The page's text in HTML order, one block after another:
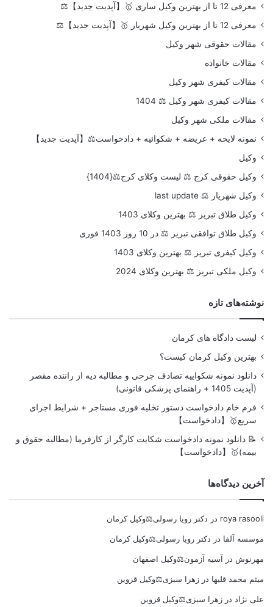
معرفی 12 تا از بهترین وکیل ساری 🥇【آپدیت جدید】⚖️
معرفی 12 تا از بهترین وکیل شهریار 🥇【آپدیت جدید】⚖️
مقالات حقوقی شهر وکیل
مقالات خانواده
مقالات کیفری شهر وکیل
مقالات کیفری شهر وکیل ⚖️ 1404
مقالات ملکی شهر وکیل
نمونه لایحه + عریضه + شکوائیه + دادخواست⚖️【آپدیت جدید】
وکیل
وکیل حقوقی کرج ⚖️ لیست وکلای کرج⚖️{1404}
وکیل شهریار ⚖️ last update
وکیل طلاق تبریز ⚖️ بهترین وکلای 1403
وکیل طلاق توافقی تبریز ⚖️ در 10 روز 1403 فوری
وکیل کیفری تبریز ⚖️ بهترین وکلای 1403
وکیل ملکی تبریز ⚖️ بهترین وکلای 2024
نوشته‌های تازه
لیست دادگاه های کرمان
بهترین وکیل کرمان کیست؟
دانلود نمونه شکواییه تصادف جرحی و مطالبه دیه از راننده مقصر
(آپدیت 1405 + راهنمای پزشکی قانونی)
فرم خام دادخواست دستور تخلیه فوری مستاجر + شرایط اجرای
سریع🥇【دادخواست】
📝 دانلود نمونه دادخواست شکایت کارگر از کارفرما (مطالبه حقوق و
بیمه)🥇【دادخواست】
آخرین دیدگاه‌ها
roya rasooli در دکتر رویا رسولی⚖️وکیل کرمان
موسسه آلفا در دکتر رویا رسولی⚖️وکیل کرمان
مهرنوش در آسیه آزمون⚖️وکیل اصفهان
میثم محمد قلیها در زهرا سبزی⚖️وکیل قزوین
علی نژاد در زهرا سبزی⚖️وکیل قزوین